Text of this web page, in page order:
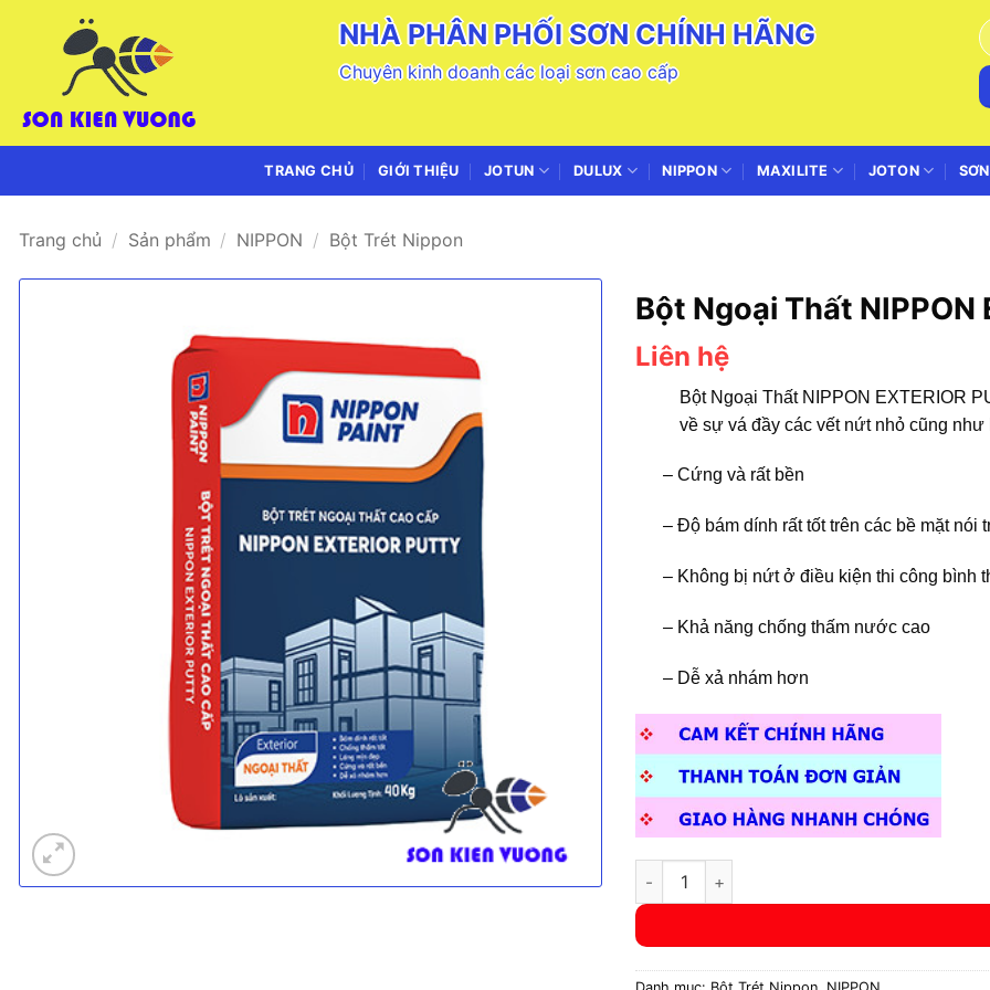
NHÀ PHÂN PHỐI SƠN CHÍNH HÃNG
Chuyên kinh doanh các loại sơn cao cấp
TRANG CHỦ GIỚI THIỆU JOTUN DULUX NIPPON MAXILITE JOTON
Trang chủ / Sản phẩm / NIPPON / Bột Trét Nippon
Bột Ngoại Thất NIPPON
Liên hệ
Bột Ngoại ThấtNIPPON EXTERIOR
về sự vá đầy các vết nứt nhỏ cũng
– Cứng và rất bền
– Độ bám dính rất tốt trên các bề mặt nói
– Không bị nứt ở điều kiện thi công bình
– Khả năng chống thấm nước cao
– Dễ xả nhám hơn
Bột Ngoại Thất NIPPON EXTERIOR PUTTY số